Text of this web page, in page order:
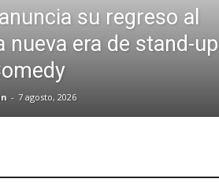
su regreso al
nueva era de stand-up
- 7 agosto, 2026